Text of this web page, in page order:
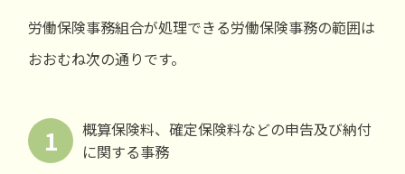
労働保険事務組合が処理できる労働保険事務の範囲は
おおむね次の通りです。
1
概算保険料、確定保険料などの申告及び納付
に関する事務